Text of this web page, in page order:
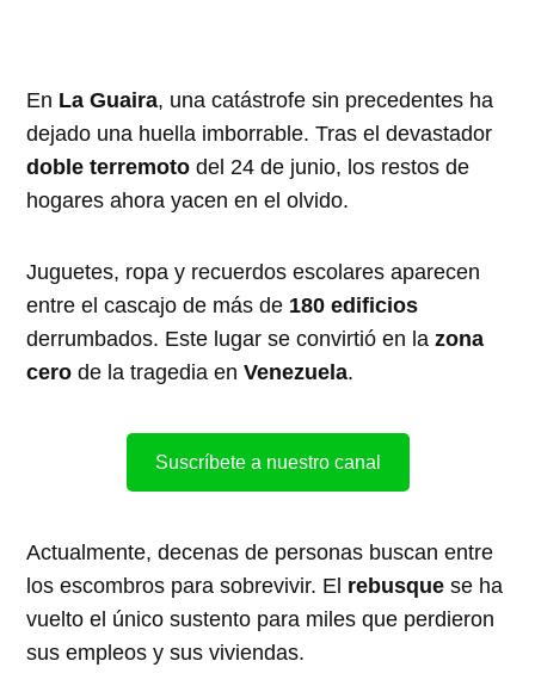
En La Guaira, una catástrofe sin precedentes ha
dejado una huella imborrable. Tras el devastador
doble terremoto del 24 de junio, los restos de
hogares ahora yacen en el olvido.
Juguetes, ropa y recuerdos escolares aparecen
entre el cascajo de más de 180 edificios
derrumbados. Este lugar se convirtió en lazona
cero de la tragedia enVenezuela.
Suscríbete a nuestro canal
Actualmente, decenas de personas buscan entre
los escombros para sobrevivir. El rebusque se ha
vuelto el único sustento para miles que perdieron
sus empleos y sus viviendas.